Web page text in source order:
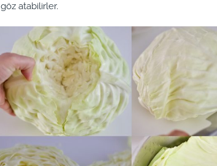
göz atabilirler.